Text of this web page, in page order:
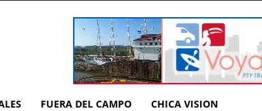
FUERA DEL CAMPO CHICA VISION